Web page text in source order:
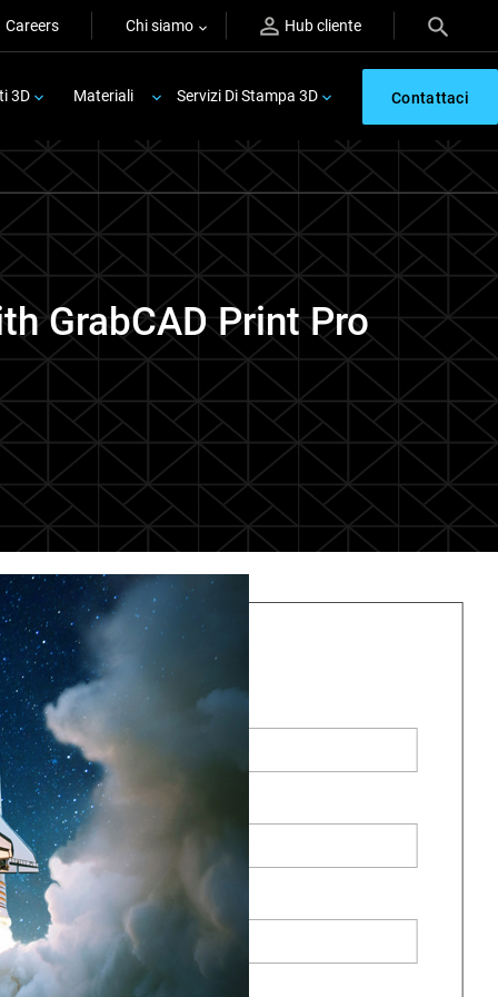
Careers Chi siamo Hub cliente
3D Materiali Servizi Di Stampa 3D Contattaci
GrabCAD Print Pro
Iscriviti al webinar
Nome *
Cognome *
Email